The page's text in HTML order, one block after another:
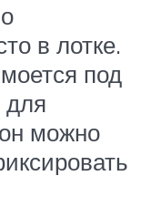
в лотке.
под
для
можно